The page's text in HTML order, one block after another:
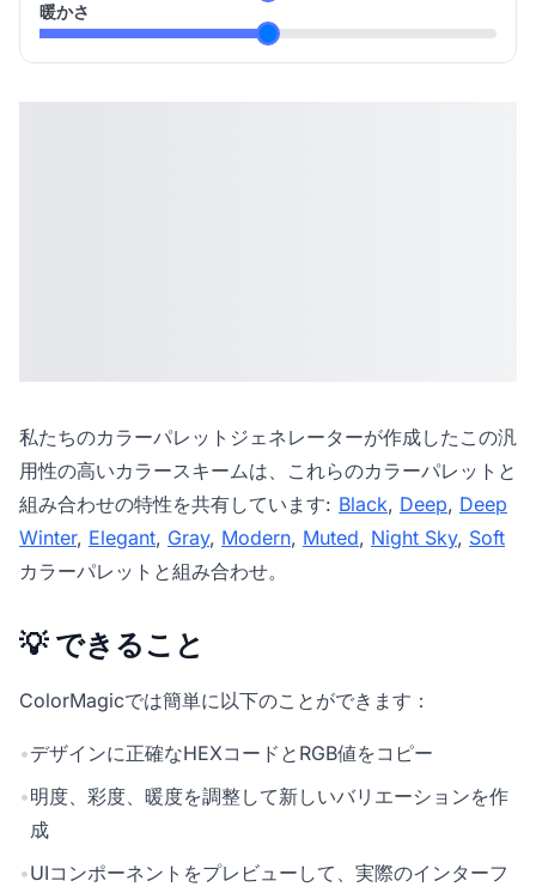
暖かさ
私たちのカラーパレットジェネレーターが作成したこの汎
用性の高いカラースキームは、これらのカラーパレットと
組み合わせの特性を共有しています: Black, Deep, Deep
Winter, Elegant, Gray, Modern, Muted, Night Sky, Soft
カラーパレットと組み合わせ。
💡 できること
ColorMagicでは簡単に以下のことができます：
•デザインに正確なHEXコードとRGB値をコピー
•明度、彩度、暖度を調整して新しいバリエーションを作
成
•UIコンポーネントをプレビューして、実際のインターフ